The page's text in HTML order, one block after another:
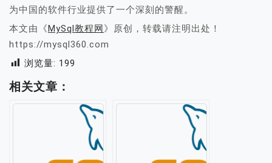
为中国的软件行业提供了一个深刻的警醒。
本文由《MySql教程网》原创，转载请注明出处！
https://mysql360.com
浏览量: 199
相关文章：